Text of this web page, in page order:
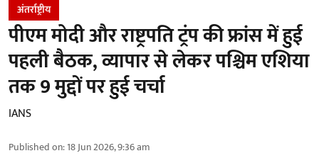
अंतर्राष्ट्रीय
पीएम मोदी और राष्ट्रपति ट्रंप की फ्रांस में हुई
पहली बैठक, व्यापार से लेकर पश्चिम एशिया
तक 9 मुद्दों पर हुई चर्चा
IANS
Published on:18 Jun 2026, 9:36 am